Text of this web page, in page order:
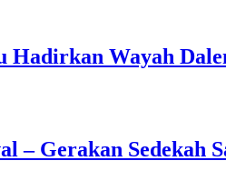
Hadirkan Wayah
– Gerakan